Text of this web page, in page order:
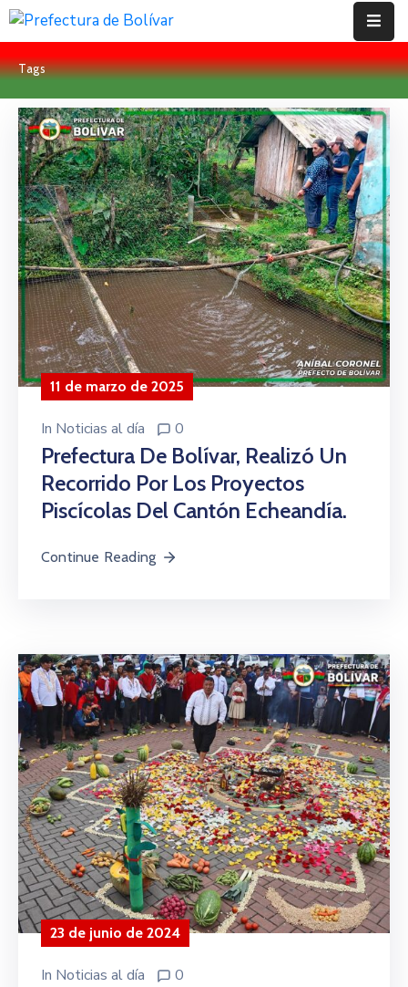
Inicio
Institución
Bolívar
Proyectos
Rendición
De
Cuentas
Transparencia
Contácto
Tags
11 de marzo de 2025
In Noticias al día 0
Prefectura De Bolívar, Realizó Un
Recorrido Por Los Proyectos
Piscícolas Del Cantón Echeandía.
Continue Reading
23 de junio de 2024
In Noticias al día 0